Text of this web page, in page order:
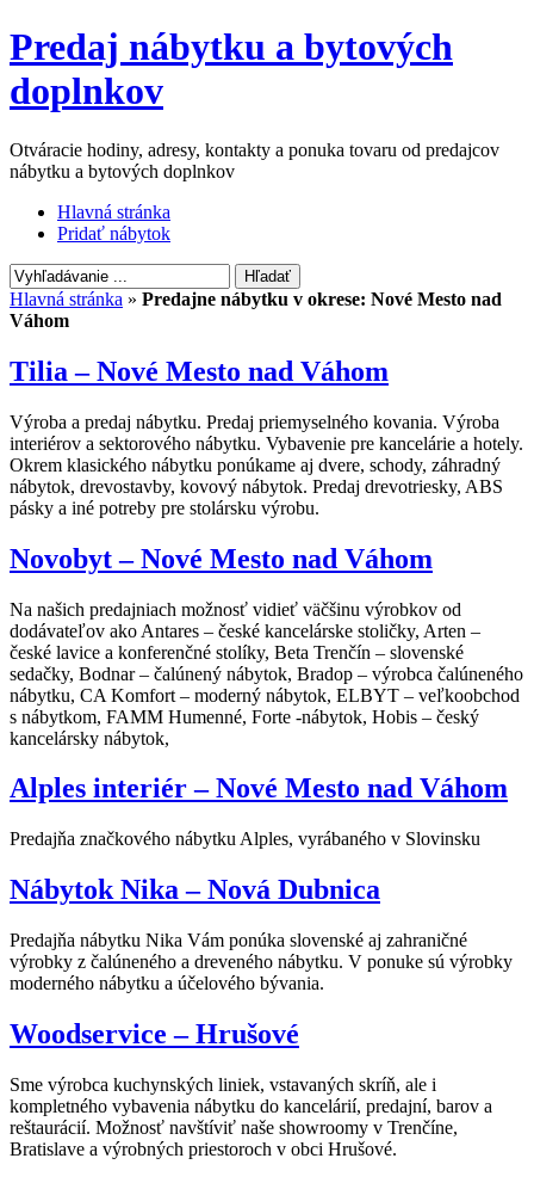
Predaj nábytku a bytových
doplnkov
Otváracie hodiny, adresy, kontakty a ponuka tovaru od predajcov
nábytku a bytových doplnkov
Hlavná stránka
Pridať nábytok
Hlavná stránka » Predajne nábytku v okrese: Nové Mesto nad
Váhom
Tilia – Nové Mesto nad Váhom
Výroba a predaj nábytku. Predaj priemyselného kovania. Výroba
interiérov a sektorového nábytku. Vybavenie pre kancelárie a hotely.
Okrem klasického nábytku ponúkame aj dvere, schody, záhradný
nábytok, drevostavby, kovový nábytok. Predaj drevotriesky, ABS
pásky a iné potreby pre stolársku výrobu.
Novobyt – Nové Mesto nad Váhom
Na našich predajniach možnosť vidieť väčšinu výrobkov od
dodávateľov ako Antares – české kancelárske stoličky, Arten –
české lavice a konferenčné stolíky, Beta Trenčín – slovenské
sedačky, Bodnar – čalúnený nábytok, Bradop – výrobca čalúneného
nábytku, CA Komfort – moderný nábytok, ELBYT – veľkoobchod
s nábytkom, FAMM Humenné, Forte -nábytok, Hobis – český
kancelársky nábytok,
Alples interiér – Nové Mesto nad Váhom
Predajňa značkového nábytku Alples, vyrábaného v Slovinsku
Nábytok Nika – Nová Dubnica
Predajňa nábytku Nika Vám ponúka slovenské aj zahraničné
výrobky z čalúneného a dreveného nábytku. V ponuke sú výrobky
moderného nábytku a účelového bývania.
Woodservice – Hrušové
Sme výrobca kuchynských liniek, vstavaných skríň, ale i
kompletného vybavenia nábytku do kancelárií, predajní, barov a
reštaurácií. Možnosť navštíviť naše showroomy v Trenčíne,
Bratislave a výrobných priestoroch v obci Hrušové.